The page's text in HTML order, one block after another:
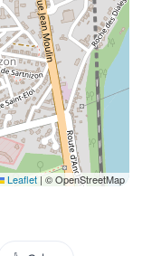
Leaflet | © OpenStreetMap